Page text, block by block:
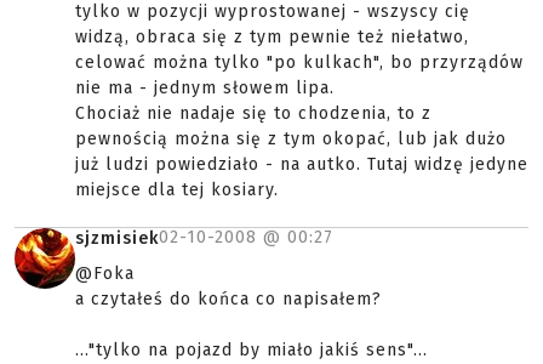
tylko w pozycji wyprostowanej - wszyscy cię
widzą, obraca się z tym pewnie też niełatwo,
celować można tylko "po kulkach", bo przyrządów
nie ma - jednym słowem lipa.
Chociaż nie nadaje się to chodzenia, to z
pewnością można się z tym okopać, lub jak dużo
już ludzi powiedziało - na autko. Tutaj widzę jedyne
miejsce dla tej kosiary.
sjzmisiek02-10-2008 @ 00:27
@Foka
a czytałeś do końca co napisałem?
..."tylko na pojazd by miało jakiś sens"...